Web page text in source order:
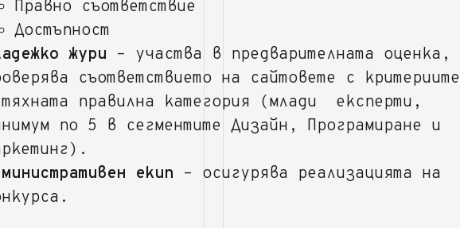
Правно съответствие
Достъпност
жури – участва в предварителната оценка,
съответствието на сайтовете с критериите
правилна категория (млади експерти,
по 5 в сегментите Дизайн, Програмиране и
екип – осигурява реализацията на